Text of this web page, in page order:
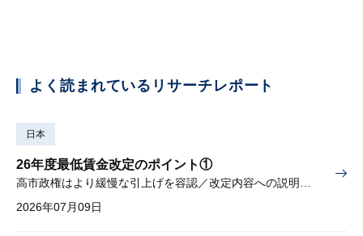
よく読まれているリサーチレポート
日本
26年度最低賃金改定のポイント①
高市政権はより緩慢な引上げを容認／改定内容への説明責任が焦点
2026年07月09日